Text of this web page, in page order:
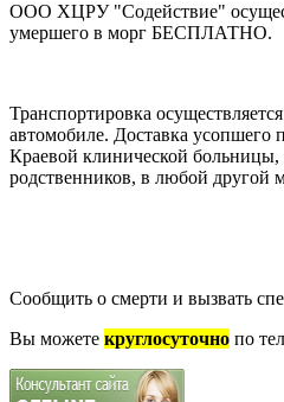
ООО ХЦРУ "Содействие"
умершего в морг БЕСПЛАТНО.
Транспортировка
автомобиле. Доставка усопшего
Краевой клинической
родственников, в любой другой
Сообщить о смерти и вызвать
Вы можете круглосуточно по